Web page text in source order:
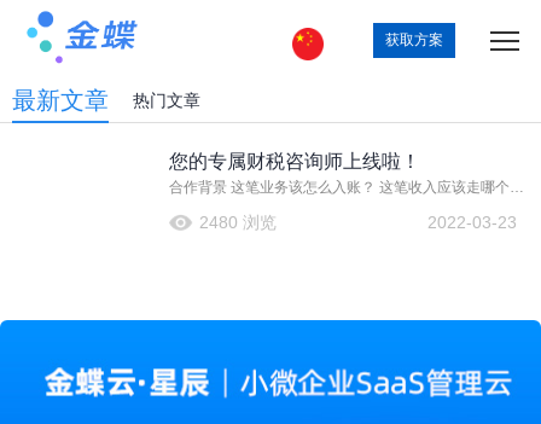
获取方案
最新文章 热门文章
您的专属财税咨询师上线啦！
合作背景 这笔业务该怎么入账？ 这笔收入应该走哪个会
用化还是资本化？ 员工的工资可以不计提直接入费用
理、问同事，但问朋友、问同学、问老师很难马上得到
联手在线会计实操培训第一品牌会计学堂，为广大会计
2022-03-23
2480 浏览